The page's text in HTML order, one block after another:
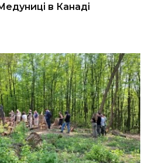
в Канаді